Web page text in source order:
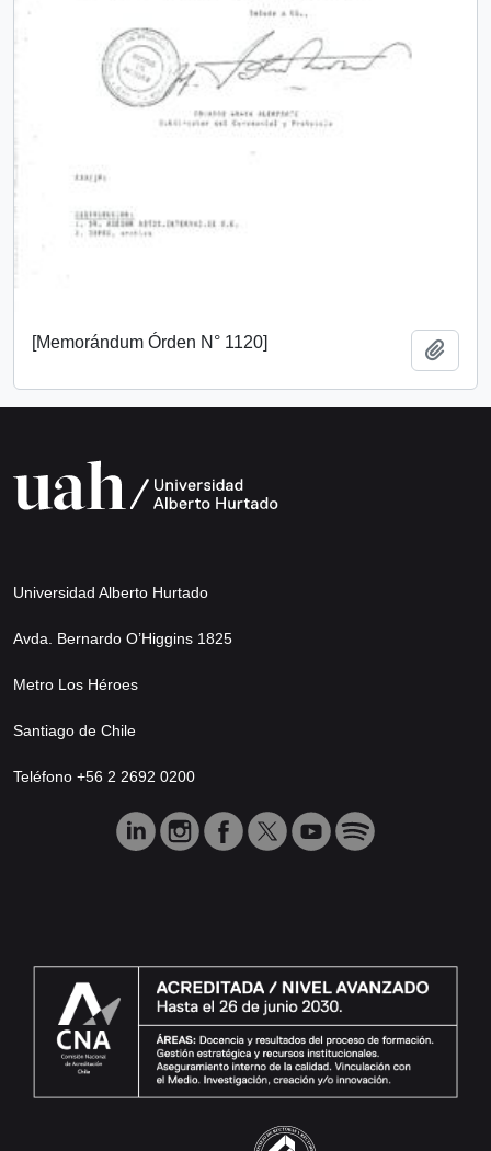
[Memorándum Órden N° 1120]
Universidad Alberto Hurtado
Avda. Bernardo O’Higgins 1825
Metro Los Héroes
Santiago de Chile
Teléfono +56 2 2692 0200